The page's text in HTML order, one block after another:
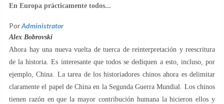
En Europa prácticamente todos...
PorAdministrator
Alex Bobrovski
Ahora hay una nueva vuelta de tuerca de reinterpretación y reescritura
de la historia. Es interesante que todos se dediquen a esto, incluso, por
ejemplo, China. La tarea de los historiadores chinos ahora es delimitar
claramente el papel de China en la Segunda Guerra Mundial. Los chinos
tienen razón en que la mayor contribución humana la hicieron ellos y